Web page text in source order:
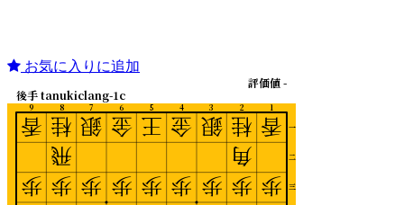
お気に入りに追加
1
2
3
4
5
6
7
8
9
一
二
三
後手 tanukiclang-1c
評価値 -
香
歩
桂
角
歩
銀
歩
金
歩
王
歩
金
歩
銀
歩
桂
飛
歩
香
歩